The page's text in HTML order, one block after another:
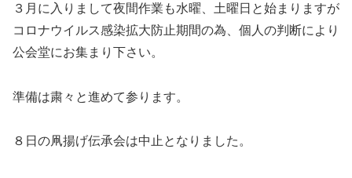
３月に入りまして夜間作業も水曜、土曜日と始まりますが
コロナウイルス感染拡大防止期間の為、個人の判断により
公会堂にお集まり下さい。
準備は粛々と進めて参ります。
８日の凧揚げ伝承会は中止となりました。